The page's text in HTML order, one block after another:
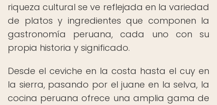
riqueza cultural se ve reflejada en la variedad
de platos y ingredientes que componen la
gastronomía peruana, cada uno con su
propia historia y significado.
Desde el ceviche en la costa hasta el cuy en
la sierra, pasando por el juane en la selva, la
cocina peruana ofrece una amplia gama de